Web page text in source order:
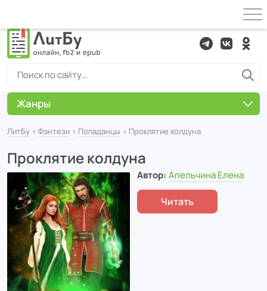
ЛитБу › Фэнтези › Попаданцы › Проклятие колдуна
Проклятие колдуна
Автор: Апельчина Елена
Читать
Жанры